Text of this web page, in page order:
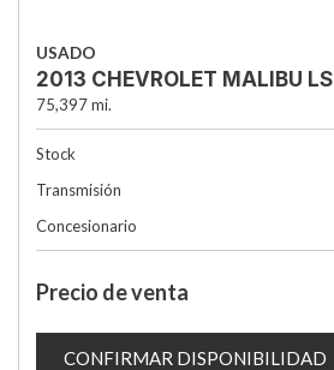
USADO
2013 CHEVROLET MALIBU LS
75,397 mi.
Stock
Transmisión
Concesionario
Precio de venta
CONFIRMAR DISPONIBILIDAD